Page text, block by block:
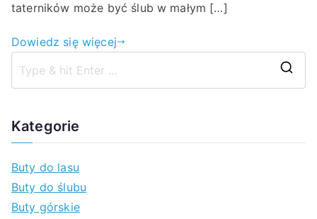
taterników może być ślub w małym […]
Dowiedz się więcej
Kategorie
Buty do lasu
Buty do ślubu
Buty górskie